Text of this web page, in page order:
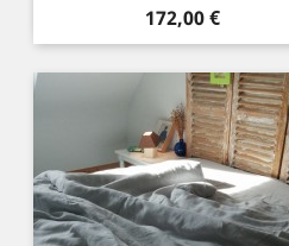
Prix
172,00 €